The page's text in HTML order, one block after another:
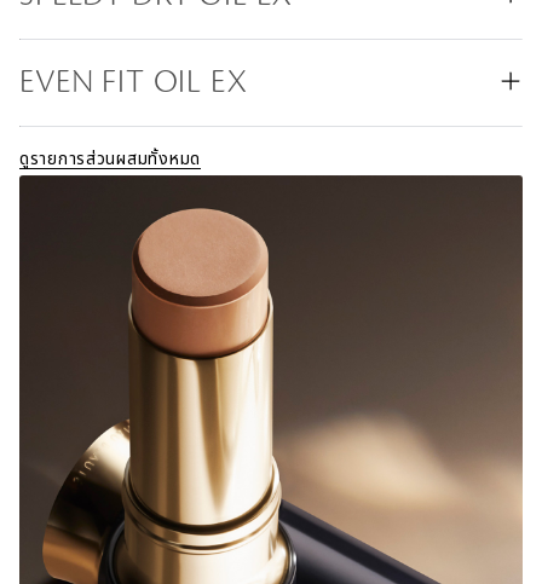
​​EVEN FIT OIL EX
ดูรายการส่วนผสมทั้งหมด